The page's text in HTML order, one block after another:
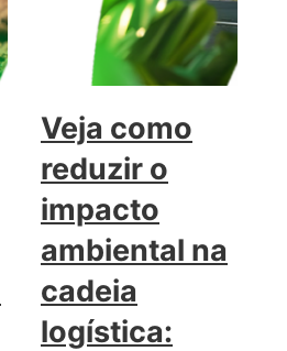
Veja como
reduzir o
impacto
ambiental na
cadeia
logística: